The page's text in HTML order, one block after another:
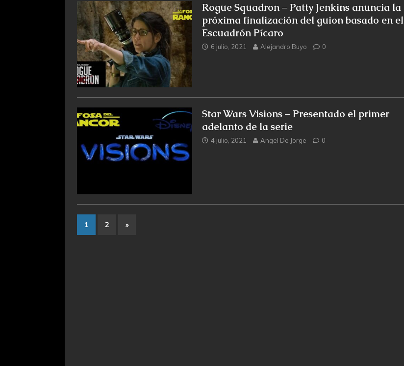
Rogue Squadron – Patty Jenkins anuncia la
próxima finalización del guion basado en el
Escuadrón Pícaro
6 julio, 2021 Alejandro Buyo 0
Star Wars Visions – Presentado el primer
adelanto de la serie
4 julio, 2021 Angel De Jorge 0
1 2 »